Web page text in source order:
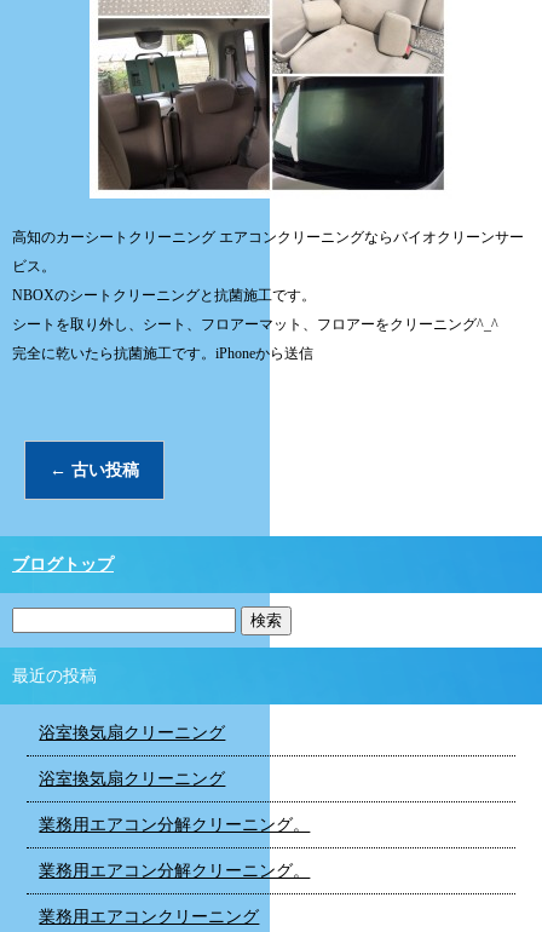
高知のカーシートクリーニング エアコンクリーニングならバイオクリーンサー
ビス。
NBOXのシートクリーニングと抗菌施工です。
シートを取り外し、シート、フロアーマット、フロアーをクリーニング^_^
完全に乾いたら抗菌施工です。iPhoneから送信
← 古い投稿
ブログトップ
最近の投稿
浴室換気扇クリーニング
浴室換気扇クリーニング
業務用エアコン分解クリーニング。
業務用エアコン分解クリーニング。
業務用エアコンクリーニング